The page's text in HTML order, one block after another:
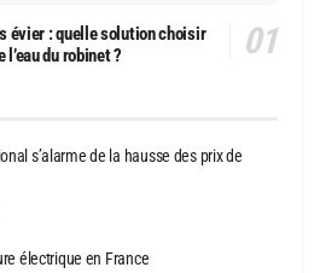
évier : quelle solution choisir
du robinet ?
s’alarme de la hausse des prix de
électrique en France